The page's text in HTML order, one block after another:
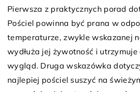
Pierwsza z praktycznych porad
Pościel powinna być prana w
temperaturze, zwykle wskazanej
wydłuża jej żywotność i
wygląd. Druga wskazówka
najlepiej pościel suszyć na